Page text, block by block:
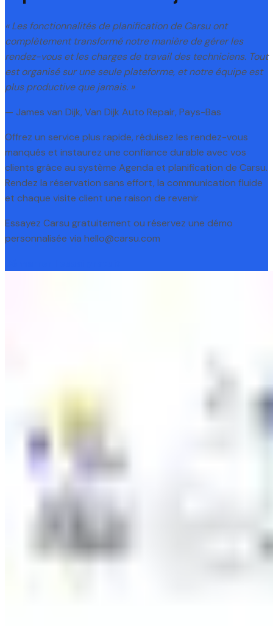
« Les fonctionnalités de planification de Carsu ont
complètement transformé notre manière de gérer les
rendez-vous et les charges de travail des techniciens. Tout
est organisé sur une seule plateforme, et notre équipe est
plus productive que jamais. »
— James van Dijk, Van Dijk Auto Repair, Pays-Bas
Offrez un service plus rapide, réduisez les rendez-vous
manqués et instaurez une confiance durable avec vos
clients grâce au système Agenda et planification de Carsu.
Rendez la réservation sans effort, la communication fluide
et chaque visite client une raison de revenir.
Essayez Carsu gratuitement ou réservez une démo
personnalisée via hello@carsu.com